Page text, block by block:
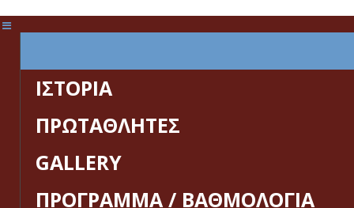
ΙΣΤΟΡΙΑ
ΠΡΩΤΑΘΛΗΤΕΣ
GALLERY
ΠΡΟΓΡΑΜΜΑ / ΒΑΘΜΟΛΟΓΙΑ